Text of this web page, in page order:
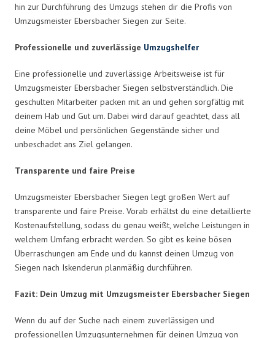
hin zur Durchführung des Umzugs stehen dir die Profis von
Umzugsmeister Ebersbacher Siegen zur Seite.
Professionelle und zuverlässige Umzugshelfer
Eine professionelle und zuverlässige Arbeitsweise ist für
Umzugsmeister Ebersbacher Siegen selbstverständlich. Die
geschulten Mitarbeiter packen mit an und gehen sorgfältig mit
deinem Hab und Gut um. Dabei wird darauf geachtet, dass all
deine Möbel und persönlichen Gegenstände sicher und
unbeschadet ans Ziel gelangen.
Transparente und faire Preise
Umzugsmeister Ebersbacher Siegen legt großen Wert auf
transparente und faire Preise. Vorab erhältst du eine detaillierte
Kostenaufstellung, sodass du genau weißt, welche Leistungen in
welchem Umfang erbracht werden. So gibt es keine bösen
Überraschungen am Ende und du kannst deinen Umzug von
Siegen nach Iskenderun planmäßig durchführen.
Fazit: Dein Umzug mit Umzugsmeister Ebersbacher Siegen
Wenn du auf der Suche nach einem zuverlässigen und
professionellen Umzugsunternehmen für deinen Umzug von